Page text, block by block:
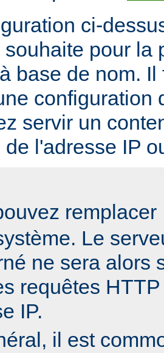
ci-
souhaite pour la
base de nom.
configuration
servir un
l'adresse IP
remplacer
Le
ne sera alors
requêtes
IP.
il est